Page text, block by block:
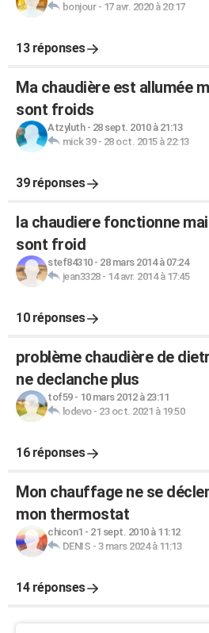
bonjour- 17 avr. 2020 à 20:17
13 réponses
Ma chaudière est allumée
sont froids
Atzyluth- 28 sept. 2010 à 21:13
mick 39- 28 oct. 2015 à 22:13
39 réponses
la chaudiere fonctionne
sont froid
stef84310- 28 mars 2014 à 07:24
jean3328- 14 avr. 2014 à 17:45
10 réponses
problème chaudière de
ne declanche plus
tof59- 10 mars 2012 à 23:11
lodevo- 23 oct. 2021 à 19:50
16 réponses
Mon chauffage ne se
mon thermostat
chicon1 - 21 sept. 2010 à 11:12
DENIS - 3 mars 2024 à 11:13
14 réponses